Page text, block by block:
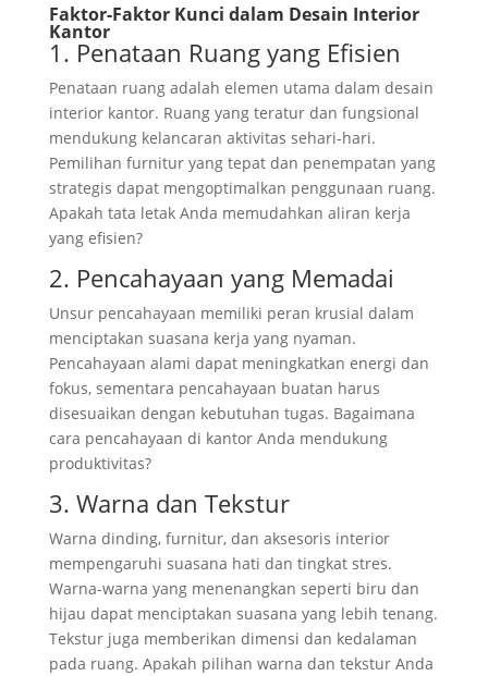
Faktor-Faktor Kunci dalam Desain Interior
Kantor
1. Penataan Ruang yang Efisien
Penataan ruang adalah elemen utama dalam desain
interior kantor. Ruang yang teratur dan fungsional
mendukung kelancaran aktivitas sehari-hari.
Pemilihan furnitur yang tepat dan penempatan yang
strategis dapat mengoptimalkan penggunaan ruang.
Apakah tata letak Anda memudahkan aliran kerja
yang efisien?
2. Pencahayaan yang Memadai
Unsur pencahayaan memiliki peran krusial dalam
menciptakan suasana kerja yang nyaman.
Pencahayaan alami dapat meningkatkan energi dan
fokus, sementara pencahayaan buatan harus
disesuaikan dengan kebutuhan tugas. Bagaimana
cara pencahayaan di kantor Anda mendukung
produktivitas?
3. Warna dan Tekstur
Warna dinding, furnitur, dan aksesoris interior
mempengaruhi suasana hati dan tingkat stres.
Warna-warna yang menenangkan seperti biru dan
hijau dapat menciptakan suasana yang lebih tenang.
Tekstur juga memberikan dimensi dan kedalaman
pada ruang. Apakah pilihan warna dan tekstur Anda